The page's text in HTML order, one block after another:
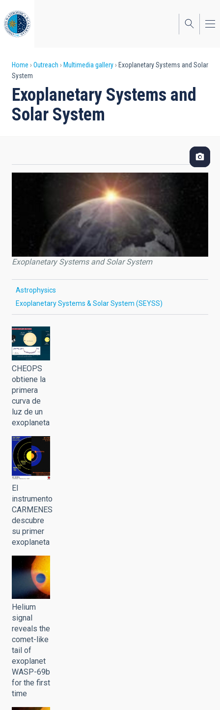
to
main
content
Breadcrumb
Home Outreach Multimedia gallery
Exoplanetary Systems and Solar
System
Exoplanetary Systems and
Solar System
Exoplanetary Systems and Solar System
Astrophysics
Exoplanetary Systems & Solar System (SEYSS)
CHEOPS
obtiene la
primera
curva de
luz de un
exoplaneta
El
instrumento
CARMENES
descubre
su primer
exoplaneta
Helium
signal
reveals the
comet-like
tail of
exoplanet
WASP-69b
for the first
time